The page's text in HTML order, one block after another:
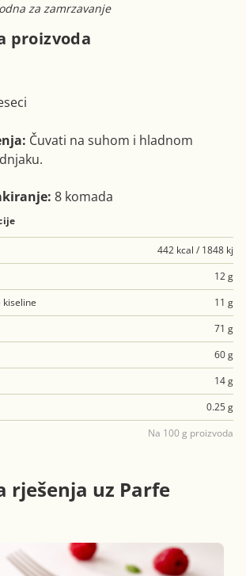
za zamrzavanje
proizvoda
Čuvati na suhom i hladnom
8 komada
442 kcal / 1848 kj
12 g
kiseline
11 g
71 g
60 g
14 g
0.25 g
Na 100 g proizvoda
rješenja uz Parfe